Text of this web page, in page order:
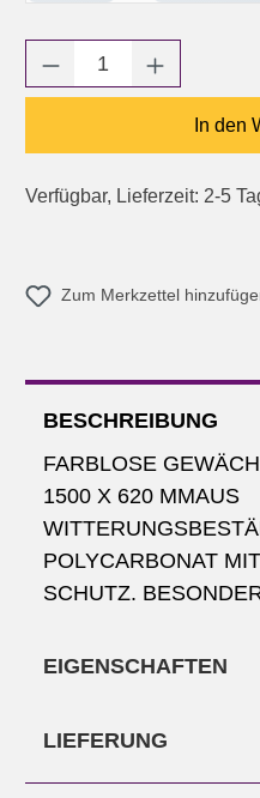
Produkt Anzahl:
In den
Verfügbar, Lieferzeit: 2-5
Zum Merkzettel
BESCHREIBUNG
FARBLOSE
1500 X 620 MMAUS
POLYCARBONAT
SCHUTZ.
EIGENSCHAFTEN
LIEFERUNG